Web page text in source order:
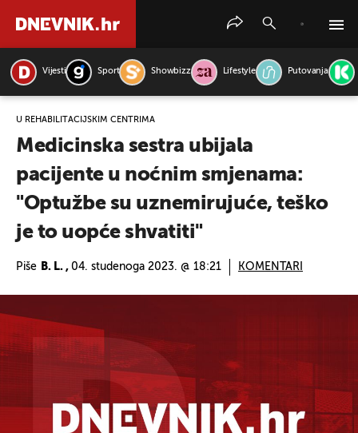
Vijesti Sport Showbizz Lifestyle Putovanja
U REHABILITACIJSKIM CENTRIMA
Medicinska sestra ubijala
pacijente u noćnim smjenama:
"Optužbe su uznemirujuće, teško
je to uopće shvatiti"
Piše B. L. , 04. studenoga 2023. @ 18:21 KOMENTARI
PRETRAŽITE VIJESTI